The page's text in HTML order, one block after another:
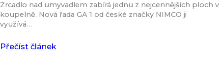
Zrcadlo nad umyvadlem zabírá jednu z nejcennějších ploch v
koupelně. Nová řada GA 1 od české značky NIMCO ji
využívá…
Přečíst článek